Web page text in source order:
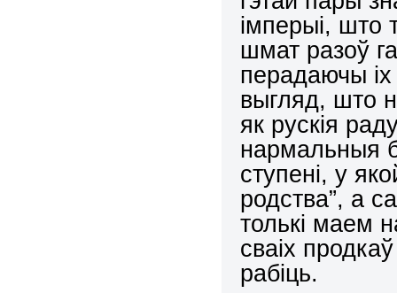
імперыі, што
шмат разоў
перадаючы
выгляд, што
як рускія
нармальныя
ступені, у
родства”, а
толькі маем
сваіх
рабіць.